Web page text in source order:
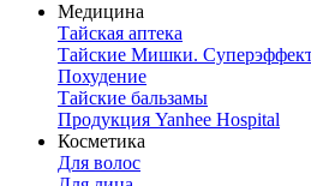
Медицина
Тайская аптека
Тайские Мишки.
Похудение
Тайские бальзамы
Продукция Yanhee Hospital
Косметика
Для волос